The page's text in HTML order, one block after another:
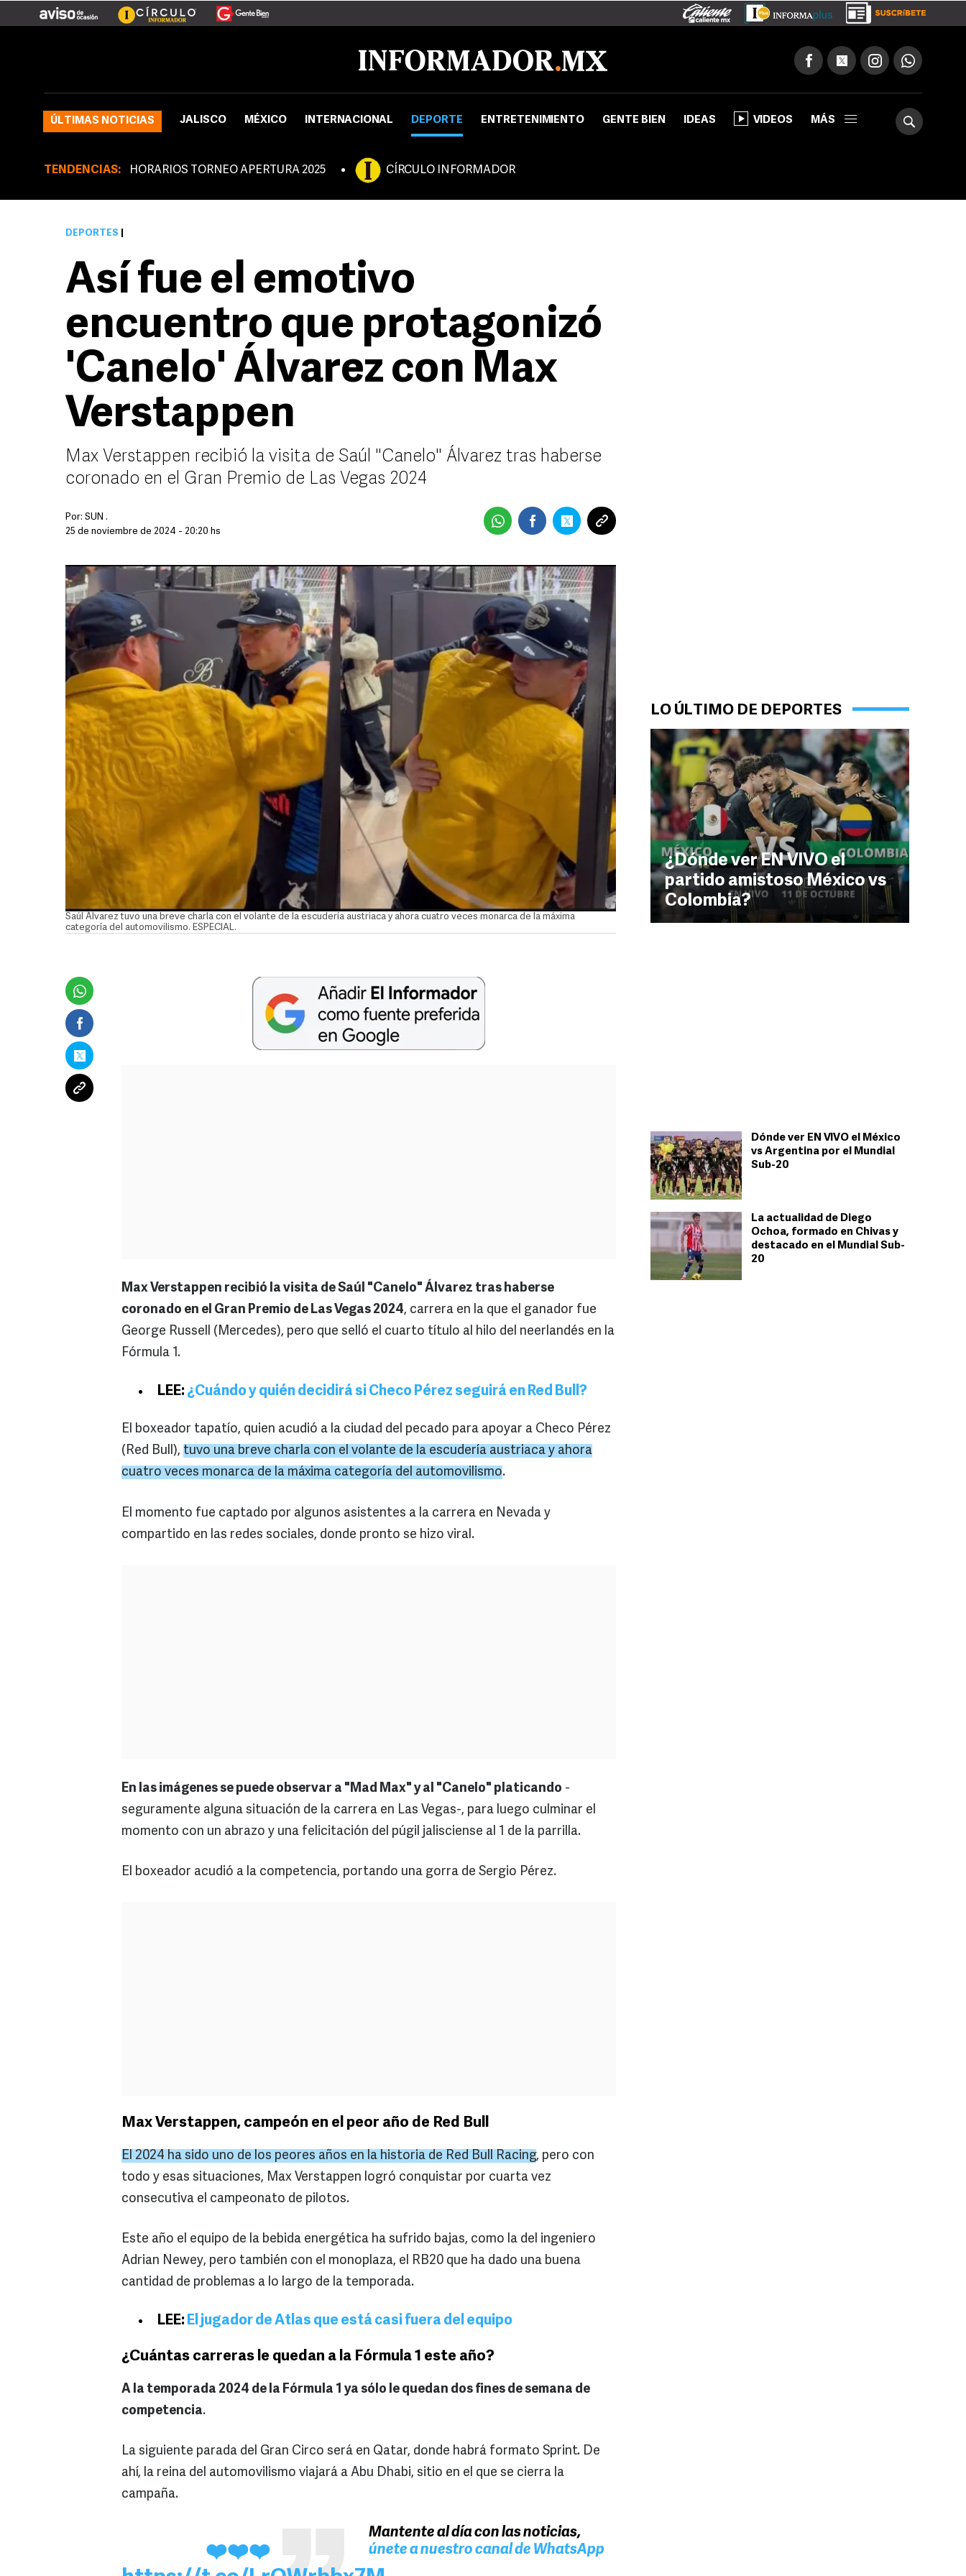
ÚLTIMAS NOTICIAS JALISCO MÉXICO INTERNACIONAL DEPORTE ENTRETENIMIENTO GENTE BIEN IDEAS VIDEOS MÁS
TENDENCIAS: HORARIOS TORNEO APERTURA 2025 CÍRCULO INFORMADOR
LO ÚLTIMO DE DEPORTES
¿Dónde ver EN VIVO el
partido amistoso México vs
Colombia?
Dónde ver EN VIVO el México
vs Argentina por el Mundial
Sub-20
La actualidad de Diego
Ochoa, formado en Chivas y
destacado en el Mundial Sub-
20
DEPORTES
Así fue el emotivo
encuentro que protagonizó
'Canelo' Álvarez con Max
Verstappen
Max Verstappen recibió la visita de Saúl "Canelo" Álvarez tras haberse
coronado en el Gran Premio de Las Vegas 2024
Por: SUN .
25 de noviembre de 2024 - 20:20 hs
Saúl Álvarez tuvo una breve charla con el volante de la escudería austriaca y ahora cuatro veces monarca de la máxima
categoría del automovilismo. ESPECIAL.
Max Verstappen recibió la visita de Saúl "Canelo" Álvarez tras haberse
coronado en el Gran Premio de Las Vegas 2024, carrera en la que el ganador fue
George Russell (Mercedes), pero que selló el cuarto título al hilo del neerlandés en la
Fórmula 1.
LEE: ¿Cuándo y quién decidirá si Checo Pérez seguirá en Red Bull?
El boxeador tapatío, quien acudió a la ciudad del pecado para apoyar a Checo Pérez
(Red Bull), tuvo una breve charla con el volante de la escudería austriaca y ahora
cuatro veces monarca de la máxima categoría del automovilismo.
El momento fue captado por algunos asistentes a la carrera en Nevada y
compartido en las redes sociales, donde pronto se hizo viral.
En las imágenes se puede observar a "Mad Max" y al "Canelo" platicando -
seguramente alguna situación de la carrera en Las Vegas-, para luego culminar el
momento con un abrazo y una felicitación del púgil jalisciense al 1 de la parrilla.
El boxeador acudió a la competencia, portando una gorra de Sergio Pérez.
Max Verstappen, campeón en el peor año de Red Bull
El 2024 ha sido uno de los peores años en la historia de Red Bull Racing, pero con
todo y esas situaciones, Max Verstappen logró conquistar por cuarta vez
consecutiva el campeonato de pilotos.
Este año el equipo de la bebida energética ha sufrido bajas, como la del ingeniero
Adrian Newey, pero también con el monoplaza, el RB20 que ha dado una buena
cantidad de problemas a lo largo de la temporada.
LEE: El jugador de Atlas que está casi fuera del equipo
¿Cuántas carreras le quedan a la Fórmula 1 este año?
A la temporada 2024 de la Fórmula 1 ya sólo le quedan dos fines de semana de
competencia.
La siguiente parada del Gran Circo será en Qatar, donde habrá formato Sprint. De
ahí, la reina del automovilismo viajará a Abu Dhabi, sitio en el que se cierra la
campaña.
❤️❤️❤️
Mantente al día con las noticias,
únete a nuestro canal de WhatsApp